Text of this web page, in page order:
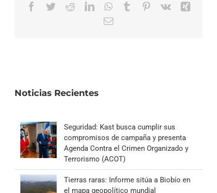
Facebook
TwitterRedditLinkedInWhatsApp
TumblrPinterest
Vk
Correo
Noticias Recientes
Seguridad: Kast busca cumplir sus
compromisos de campaña y presenta
Agenda Contra el Crimen Organizado y
Terrorismo (ACOT)
Tierras raras: Informe sitúa a Biobío en
el mapa geopolítico mundial